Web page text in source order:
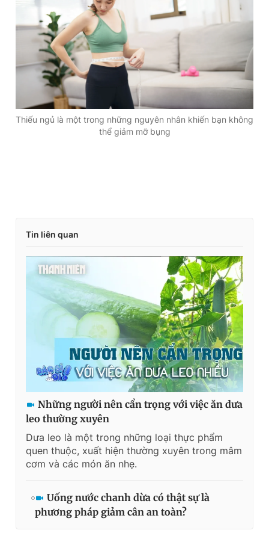
Giấy phép xuất bản số 110/GP - BTTTT cấp ngày 24.3.2020
© 2003-2026 Bản quyền thuộc về Báo Thanh Niên. Cấm sao
chép dưới mọi hình thức nếu không có sự chấp thuận bằng văn
bản. Phát triển bởi ePi Technologies, JSC.
Thiếu ngủ là một trong những nguyên nhân khiến bạn không
thể giảm mỡ bụng
Tin liên quan
Những người nên cẩn trọng với việc ăn dưa
leo thường xuyên
Dưa leo là một trong những loại thực phẩm
quen thuộc, xuất hiện thường xuyên trong mâm
cơm và các món ăn nhẹ.
Uống nước chanh dừa có thật sự là
phương pháp giảm cân an toàn?